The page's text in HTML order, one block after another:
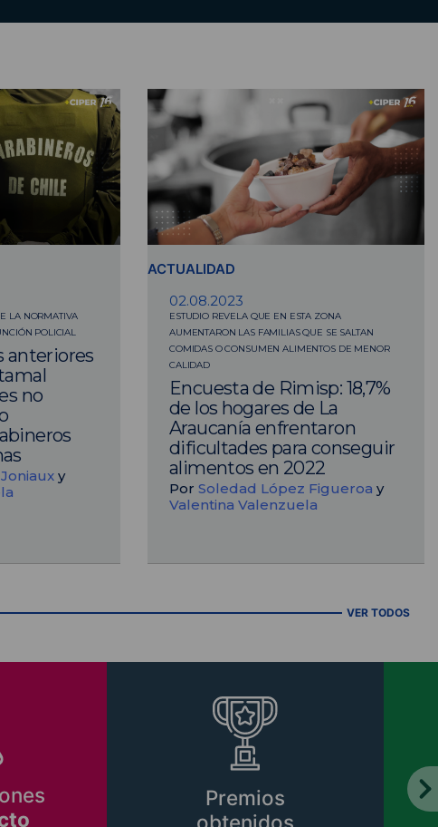
LA NORMATIVA
POLICIAL
anteriores
no
y
ACTUALIDAD
02.08.2023
ESTUDIO REVELA QUE EN ESTA ZONA
AUMENTARON LAS FAMILIAS QUE SE SALTAN
COMIDAS O CONSUMEN ALIMENTOS DE MENOR
CALIDAD
Encuesta de Rimisp: 18,7%
de los hogares de La
Araucanía enfrentaron
dificultades para conseguir
alimentos en 2022
Por Soledad López Figueroa y
Valentina Valenzuela
VER TODOS
Premios
obtenidos